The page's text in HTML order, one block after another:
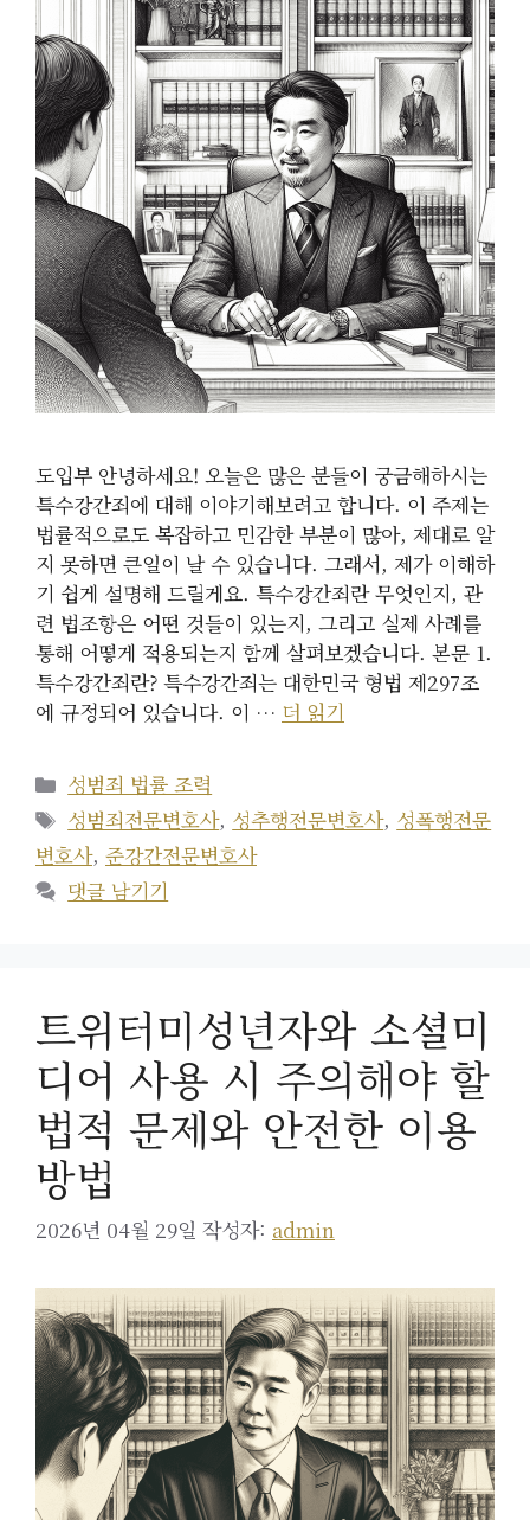
도입부 안녕하세요! 오늘은 많은 분들이 궁금해하시는
특수강간죄에 대해 이야기해보려고 합니다. 이 주제는
법률적으로도 복잡하고 민감한 부분이 많아, 제대로 알
지 못하면 큰일이 날 수 있습니다. 그래서, 제가 이해하
기 쉽게 설명해 드릴게요. 특수강간죄란 무엇인지, 관
련 법조항은 어떤 것들이 있는지, 그리고 실제 사례를
통해 어떻게 적용되는지 함께 살펴보겠습니다. 본문 1.
특수강간죄란? 특수강간죄는 대한민국 형법 제297조
에 규정되어 있습니다. 이 … 더 읽기
카
테
고
리
성범죄 법률 조력
태
그
성범죄전문변호사, 성추행전문변호사, 성폭행전문
변호사, 준강간전문변호사
댓글 남기기
트위터미성년자와 소셜미
디어 사용 시 주의해야 할
법적 문제와 안전한 이용
방법
2026년 04월 29일 작성자: admin